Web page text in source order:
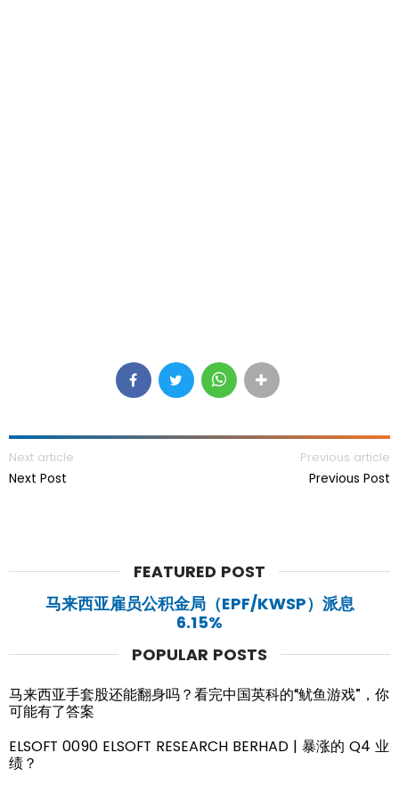
Next article
Next Post
Previous article
Previous Post
FEATURED POST
马来西亚雇员公积金局（EPF/KWSP）派息
6.15%
POPULAR POSTS
马来西亚手套股还能翻身吗？看完中国英科的“鱿鱼游戏”，你
可能有了答案
ELSOFT 0090 ELSOFT RESEARCH BERHAD | 暴涨的 Q4 业
绩？